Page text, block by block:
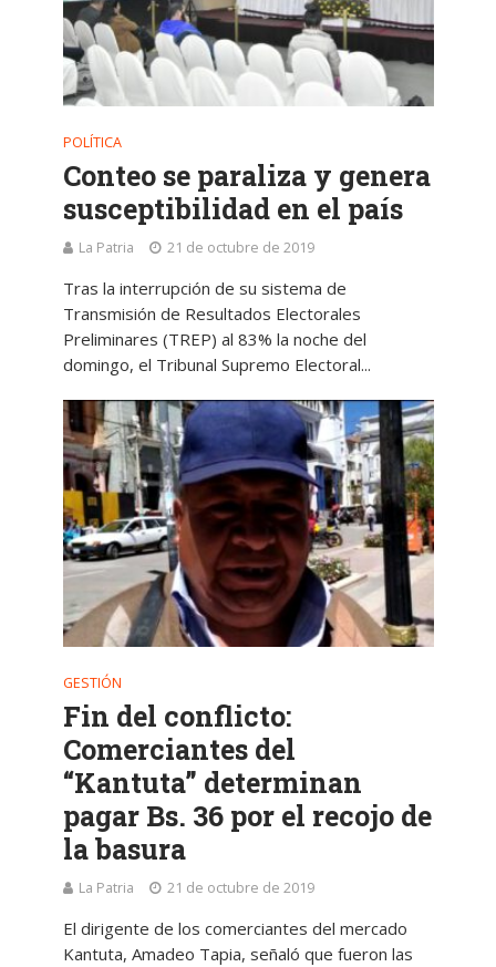
POLÍTICA
Conteo se paraliza y genera
susceptibilidad en el país
La Patria 21 de octubre de 2019
Tras la interrupción de su sistema de
Transmisión de Resultados Electorales
Preliminares (TREP) al 83% la noche del
domingo, el Tribunal Supremo Electoral...
GESTIÓN
Fin del conflicto:
Comerciantes del
“Kantuta” determinan
pagar Bs. 36 por el recojo de
la basura
La Patria 21 de octubre de 2019
El dirigente de los comerciantes del mercado
Kantuta, Amadeo Tapia, señaló que fueron las